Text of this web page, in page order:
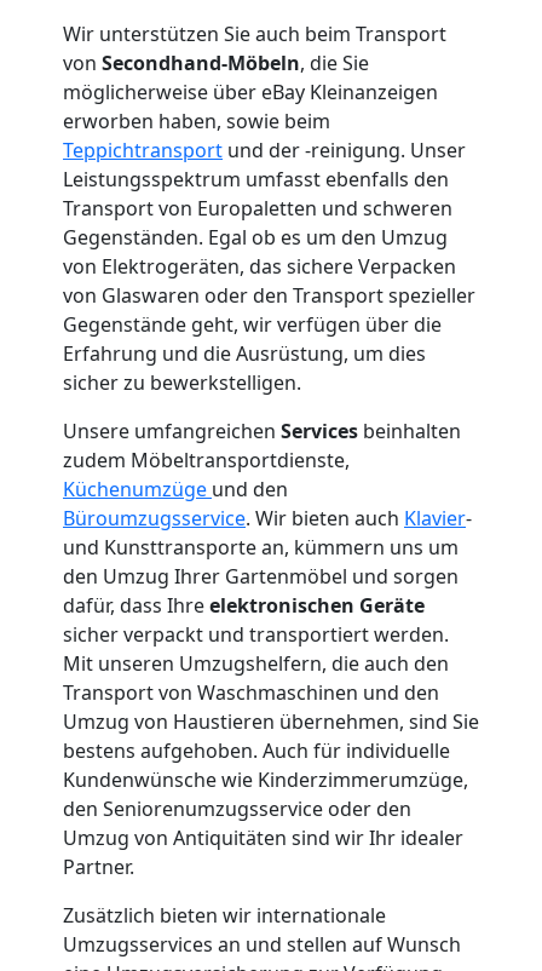
Wir unterstützen Sie auch beim Transport
von Secondhand-Möbeln, die Sie
möglicherweise über eBay Kleinanzeigen
erworben haben, sowie beim
Teppichtransport und der -reinigung. Unser
Leistungsspektrum umfasst ebenfalls den
Transport von Europaletten und schweren
Gegenständen. Egal ob es um den Umzug
von Elektrogeräten, das sichere Verpacken
von Glaswaren oder den Transport spezieller
Gegenstände geht, wir verfügen über die
Erfahrung und die Ausrüstung, um dies
sicher zu bewerkstelligen.
Unsere umfangreichen Services beinhalten
zudem Möbeltransportdienste,
Küchenumzüge und den
Büroumzugsservice. Wir bieten auch Klavier-
und Kunsttransporte an, kümmern uns um
den Umzug Ihrer Gartenmöbel und sorgen
dafür, dass Ihreelektronischen Geräte
sicher verpackt und transportiert werden.
Mit unseren Umzugshelfern, die auch den
Transport von Waschmaschinen und den
Umzug von Haustieren übernehmen, sind Sie
bestens aufgehoben. Auch für individuelle
Kundenwünsche wie Kinderzimmerumzüge,
den Seniorenumzugsservice oder den
Umzug von Antiquitäten sind wir Ihr idealer
Partner.
Zusätzlich bieten wir internationale
Umzugsservices an und stellen auf Wunsch
Mann
LKW
Wolfsberg
Kunsttransport
Wolfsberg
Umzug
Wolfsberg
Mann
LKW
Möbellift